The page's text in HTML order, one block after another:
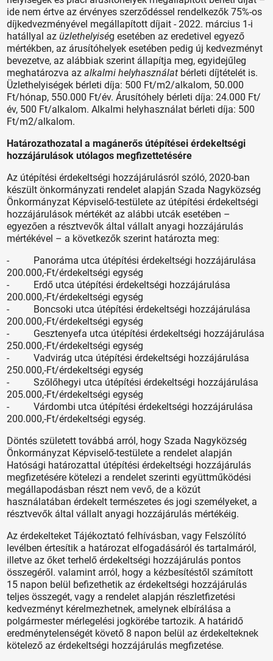
ide nem értve az érvényes szerződéssel rendelkezők 75%-os
díjkedvezményével megállapított díjait - 2022. március 1-i
hatállyal azüzlethelyiség esetében az eredetivel egyező
mértékben, az árusítóhelyek esetében pedig új kedvezményt
bevezetve, az alábbiak szerint állapítja meg, egyidejűleg
meghatározva azalkalmi helyhasználat bérleti díjtételét is.
Üzlethelyiségek bérleti díja: 500 Ft/m2/alkalom, 50.000
Ft/hónap, 550.000 Ft/év. Árusítóhely bérleti díja: 24.000 Ft/
év, 500 Ft/alkalom. Alkalmi helyhasználat bérleti díja: 500
Ft/m2/alkalom.
Határozathozatal a magánerős útépítései érdekeltségi
hozzájárulások utólagos megfizettetésére
Az útépítési érdekeltségi hozzájárulásról szóló, 2020-ban
készült önkormányzati rendelet alapján Szada Nagyközség
Önkormányzat Képviselő-testülete az útépítési érdekeltségi
hozzájárulások mértékét az alábbi utcák esetében –
egyezően a résztvevők által vállalt anyagi hozzájárulás
mértékével – a következők szerint határozta meg:
- Panoráma utca útépítési érdekeltségi hozzájárulása
200.000,-Ft/érdekeltségi egység
- Erdő utca útépítési érdekeltségi hozzájárulása
200.000,-Ft/érdekeltségi egység
- Boncsoki utca útépítési érdekeltségi hozzájárulása
200.000,-Ft/érdekeltségi egység
- Gesztenyefa utca útépítési érdekeltségi hozzájárulása
250.000,-Ft/érdekeltségi egység
- Vadvirág utca útépítési érdekeltségi hozzájárulása
250.000,-Ft/érdekeltségi egység
- Szőlőhegyi utca útépítési érdekeltségi hozzájárulása
205.000,-Ft/érdekeltségi egység
- Várdombi utca útépítési érdekeltségi hozzájárulása
200.000,-Ft/érdekeltségi egység.
Döntés született továbbá arról, hogy Szada Nagyközség
Önkormányzat Képviselő-testülete a rendelet alapján
Hatósági határozattal útépítési érdekeltségi hozzájárulás
megfizetésére kötelezi a rendelet szerinti együttműködési
megállapodásban részt nem vevő, de a közút
használatában érdekelt természetes és jogi személyeket, a
résztvevők által vállalt anyagi hozzájárulás mértékéig.
Az érdekelteket Tájékoztató felhívásban, vagy Felszólító
levélben értesítik a határozat elfogadásáról és tartalmáról,
illetve az őket terhelő érdekeltségi hozzájárulás pontos
összegéről. valamint arról, hogy a kézbesítéstől számított
15 napon belül befizethetik az érdekeltségi hozzájárulás
teljes összegét, vagy a rendelet alapján részletfizetési
kedvezményt kérelmezhetnek, amelynek elbírálása a
polgármester mérlegelési jogkörébe tartozik. A határidő
eredménytelenségét követő 8 napon belül az érdekelteknek
kötelező az érdekeltségi hozzájárulás megfizetése.